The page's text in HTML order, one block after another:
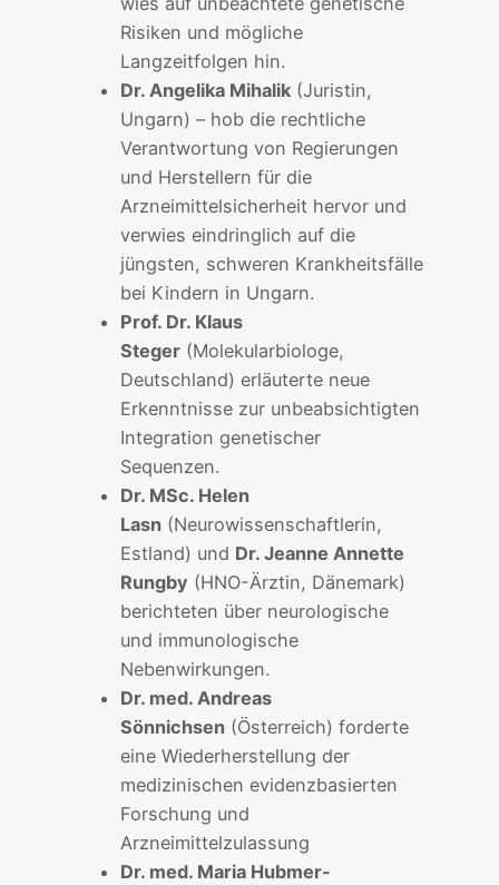
Risiken und mögliche
Langzeitfolgen hin.
Dr. Angelika Mihalik (Juristin,
Ungarn) – hob die rechtliche
Verantwortung von Regierungen
und Herstellern für die
Arzneimittelsicherheit hervor und
verwies eindringlich auf die
jüngsten, schweren Krankheitsfälle
bei Kindern in Ungarn.
Prof. Dr. Klaus
Steger (Molekularbiologe,
Deutschland) erläuterte neue
Erkenntnisse zur unbeabsichtigten
Integration genetischer
Sequenzen.
Dr. MSc. Helen
Lasn (Neurowissenschaftlerin,
Estland) und Dr. Jeanne Annette
Rungby (HNO-Ärztin, Dänemark)
berichteten über neurologische
und immunologische
Nebenwirkungen.
Dr. med. Andreas
Sönnichsen (Österreich) forderte
eine Wiederherstellung der
medizinischen evidenzbasierten
Forschung und
Arzneimittelzulassung
Dr. med. Maria Hubmer-